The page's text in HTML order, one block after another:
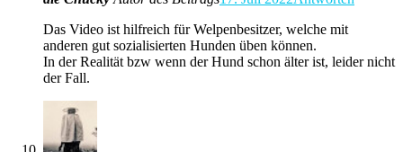
Das Video ist hilfreich für Welpenbesitzer, welche mit
anderen gut sozialisierten Hunden üben können.
In der Realität bzw wenn der Hund schon älter ist, leider nicht
der Fall.